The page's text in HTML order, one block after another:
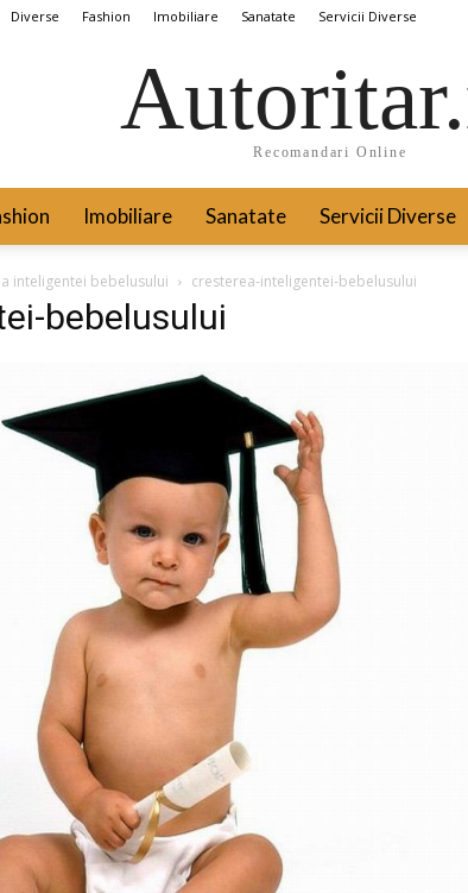
Diverse Fashion Imobiliare Sanatate Servicii Diverse
Recomandari Online
Imobiliare Sanatate Servicii Diverse
inteligentei bebelusului cresterea-inteligentei-bebelusului
bebelusului